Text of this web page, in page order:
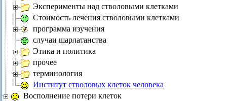
Эксперименты над стволовыми клетками
Стоимость лечения стволовыми клетками
программа изучения
случаи шарлатанства
Этика и политика
прочее
терминология
Институт стволовых клеток человека
Восполнение потери клеток